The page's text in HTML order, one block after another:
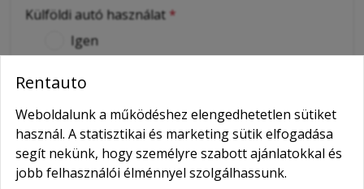
Külföldi autó használat *
Igen
Kiszállítás
GPS navigáció
Gyermekülés
Rentauto
Weboldalunk a működéshez elengedhetetlen sütiket
használ. A statisztikai és marketing sütik elfogadása
segít nekünk, hogy személyre szabott ajánlatokkal és
jobb felhasználói élménnyel szolgálhassunk.